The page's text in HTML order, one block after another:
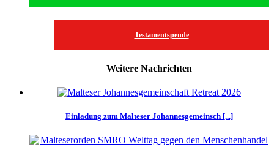
Testamentspende
Weitere Nachrichten
Einladung zum Malteser Johannesgemeinsch [...]